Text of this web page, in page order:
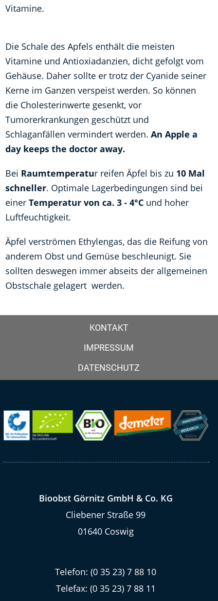
Vitamine.
Die Schale des Apfels enthält die meisten
Vitamine und Antioxiadanzien, dicht gefolgt vom
Gehäuse. Daher sollte er trotz der Cyanide seiner
Kerne im Ganzen verspeist werden. So können
die Cholesterinwerte gesenkt, vor
Tumorerkrankungen geschützt und
Schlaganfällen vermindert werden. An Apple a
day keeps the doctor away.
Bei Raumtemperatur reifen Äpfel bis zu 10 Mal
schneller. Optimale Lagerbedingungen sind bei
einer Temperatur von ca. 3 - 4°Cund hoher
Luftfeuchtigkeit.
Äpfel verströmen Ethylengas, das die Reifung von
anderem Obst und Gemüse beschleunigt. Sie
sollten deswegen immer abseits der allgemeinen
Obstschale gelagert werden.
KONTAKT
IMPRESSUM
DATENSCHUTZ
Bioobst Görnitz GmbH & Co. KG
Cliebener Straße 99
01640 Coswig
Telefon: (0 35 23) 7 88 10
Telefax: (0 35 23) 7 88 11